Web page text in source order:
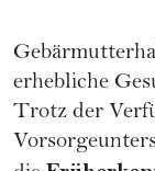
erhebliche
Trotz der